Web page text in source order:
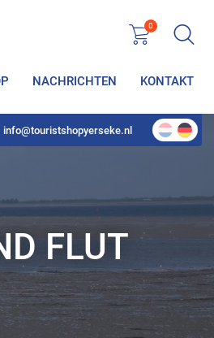
NACHRICHTEN KONTAKT
0
info@touristshopyerseke.nl
FLUT